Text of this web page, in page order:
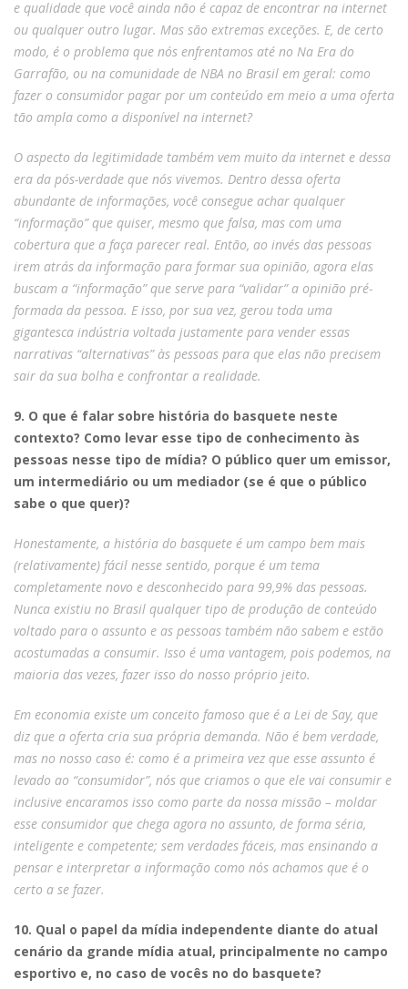
e qualidade que você ainda não é capaz de encontrar na internet
ou qualquer outro lugar. Mas são extremas exceções. E, de certo
modo, é o problema que nós enfrentamos até no Na Era do
Garrafão, ou na comunidade de NBA no Brasil em geral: como
fazer o consumidor pagar por um conteúdo em meio a uma oferta
tão ampla como a disponível na internet?
O aspecto da legitimidade também vem muito da internet e dessa
era da pós-verdade que nós vivemos. Dentro dessa oferta
abundante de informações, você consegue achar qualquer
“informação” que quiser, mesmo que falsa, mas com uma
cobertura que a faça parecer real. Então, ao invés das pessoas
irem atrás da informação para formar sua opinião, agora elas
buscam a “informação” que serve para “validar” a opinião pré-
formada da pessoa. E isso, por sua vez, gerou toda uma
gigantesca indústria voltada justamente para vender essas
narrativas “alternativas” às pessoas para que elas não precisem
sair da sua bolha e confrontar a realidade.
9. O que é falar sobre história do basquete neste
contexto? Como levar esse tipo de conhecimento às
pessoas nesse tipo de mídia? O público quer um emissor,
um intermediário ou um mediador (se é que o público
sabe o que quer)?
Honestamente, a história do basquete é um campo bem mais
(relativamente) fácil nesse sentido, porque é um tema
completamente novo e desconhecido para 99,9% das pessoas.
Nunca existiu no Brasil qualquer tipo de produção de conteúdo
voltado para o assunto e as pessoas também não sabem e estão
acostumadas a consumir. Isso é uma vantagem, pois podemos, na
maioria das vezes, fazer isso do nosso próprio jeito.
Em economia existe um conceito famoso que é a Lei de Say, que
diz que a oferta cria sua própria demanda. Não é bem verdade,
mas no nosso caso é: como é a primeira vez que esse assunto é
levado ao “consumidor”, nós que criamos o que ele vai consumir e
inclusive encaramos isso como parte da nossa missão – moldar
esse consumidor que chega agora no assunto, de forma séria,
inteligente e competente; sem verdades fáceis, mas ensinando a
pensar e interpretar a informação como nós achamos que é o
certo a se fazer.
10. Qual o papel da mídia independente diante do atual
cenário da grande mídia atual, principalmente no campo
esportivo e, no caso de vocês no do basquete?